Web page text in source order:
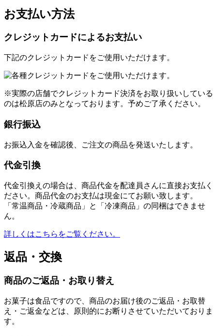
お支払い方法
クレジットカードによるお支払い
下記のクレジットカードをご使用いただけます。
※実際の店舗でクレジットカード決済をお取り扱いしている
のは松原店のみとなっております。予めご了承ください。
銀行振込
お振込入金を確認後、ご注文の商品を発送いたします。
代金引換
代金引換えの場合は、商品代金を配達員さんに直接お支払く
ださい。商品代金のお支払は現金にてお願い致します。
「常温商品・冷蔵商品」と「冷凍商品」の同梱はできませ
ん。
詳しくはこちらをご覧ください。
返品・交換
商品のご返品・お取り替え
お菓子は食品ですので、商品のお届け後のご返品・お取替
え・ご返金などは、原則的にお断りさせていただいておりま
す。